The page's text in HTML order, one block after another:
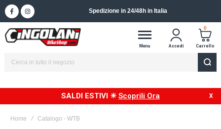
Spedizione in 24/48h in Italia
Menu Accedi
0
Carrello
SALDI ESTIVI ☀ Scoprili Ora
Home Catalogo - WTB